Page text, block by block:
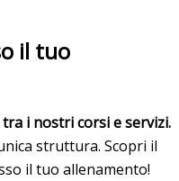
il tuo
i nostri corsi e servizi.
struttura. Scopri il
il tuo allenamento!